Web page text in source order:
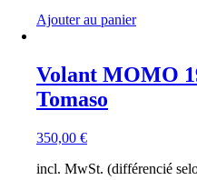
Ajouter au panier
Volant MOMO
Tomaso
350,00 €
incl. MwSt. (différencié